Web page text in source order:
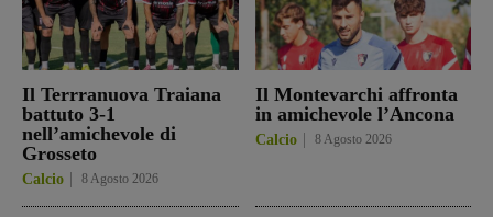
Il Terrranuova Traiana
battuto 3-1
nell’amichevole di
Grosseto
Calcio 8 Agosto 2026
Il Montevarchi affronta
in amichevole l’Ancona
Calcio 8 Agosto 2026